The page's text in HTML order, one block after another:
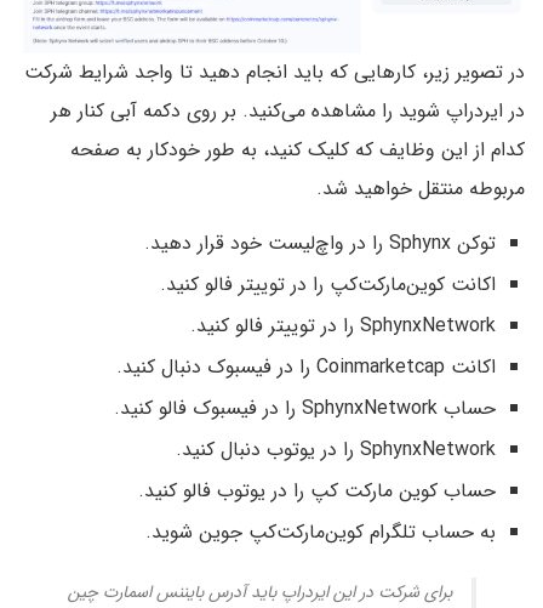
در تصویر زیر، کارهایی که باید انجام دهید تا واجد شرایط شرکت
در ایردراپ شوید را مشاهده می‌کنید. بر روی دکمه آبی کنار هر
کدام از این وظایف که کلیک کنید، به طور خودکار به صفحه
مربوطه منتقل خواهید شد.
توکن Sphynx را در واچ‌لیست خود قرار دهید.
اکانت کوین‌مارکت‌کپ را در توییتر فالو کنید.
SphynxNetwork را در توییتر فالو کنید.
اکانت Coinmarketcap را در فیسبوک دنبال کنید.
حساب SphynxNetwork را در فیسبوک فالو کنید.
SphynxNetwork را در یوتوب دنبال کنید.
حساب کوین مارکت کپ را در یوتوب فالو کنید.
به حساب تلگرام کوین‌مارکت‌کپ جوین شوید.
برای شرکت در این ایردراپ باید آدرس بایننس اسمارت چین